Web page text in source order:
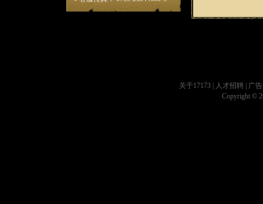
关于17173 人才招聘
广
Copyright ©